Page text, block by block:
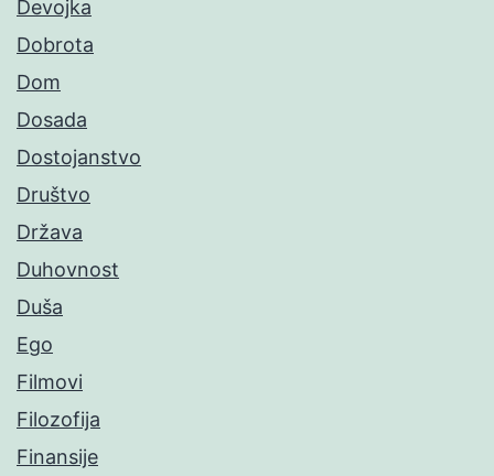
Devojka
Dobrota
Dom
Dosada
Dostojanstvo
Društvo
Država
Duhovnost
Duša
Ego
Filmovi
Filozofija
Finansije